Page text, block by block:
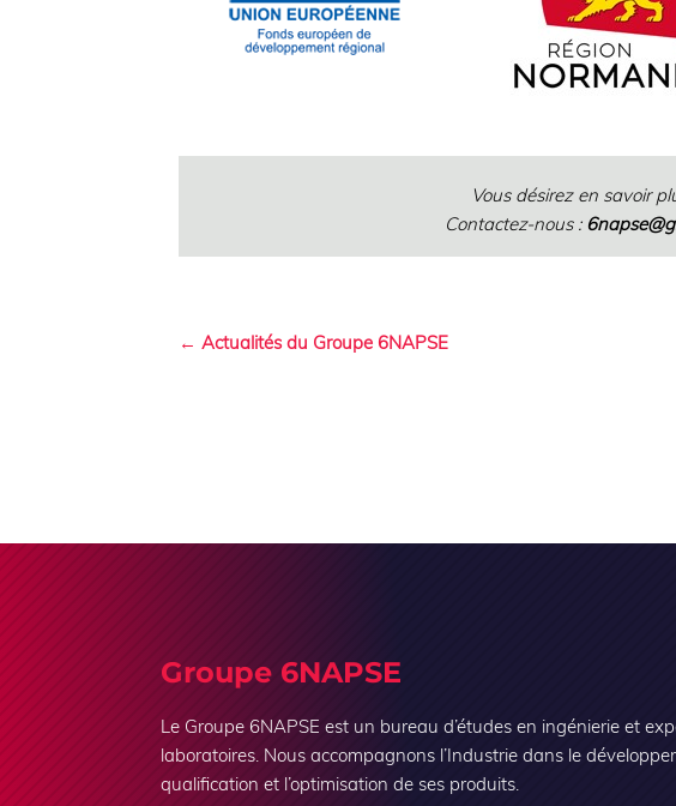
Vous désirez en savoir
Contactez-nous :
← Actualités du Groupe 6NAPSE
Groupe 6NAPSE
Le Groupe 6NAPSE est un bureau d’études en ingénierie et
laboratoires. Nous accompagnons l’Industrie dans le
qualification et l’optimisation de ses produits.